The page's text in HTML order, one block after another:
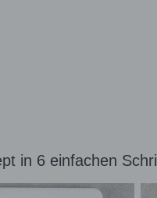
in 6 einfachen